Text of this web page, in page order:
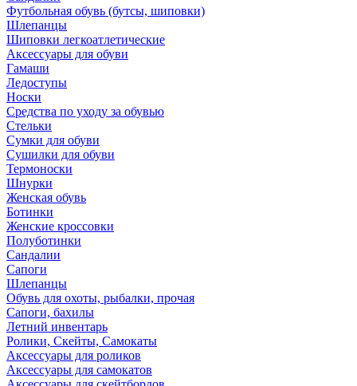
Футбольная обувь (бутсы, шиповки)
Шлепанцы
Шиповки легкоатлетические
Аксессуары для обуви
Гамаши
Ледоступы
Носки
Средства по уходу за обувью
Стельки
Сумки для обуви
Сушилки для обуви
Термоноски
Шнурки
Женская обувь
Ботинки
Женские кроссовки
Полуботинки
Сандалии
Сапоги
Шлепанцы
Обувь для охоты, рыбалки, прочая
Сапоги, бахилы
Летний инвентарь
Ролики, Скейты, Самокаты
Аксессуары для роликов
Аксессуары для самокатов